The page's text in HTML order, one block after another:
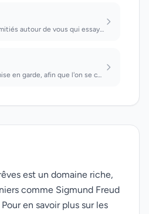
Que de froides amitiés autour de vous qui essayent de vous nuire
Que l'on subit : mise en garde, afin que l'on se conduise d'une manière plus avi...
est un domaine riche,
comme Sigmund Freud
en savoir plus sur les